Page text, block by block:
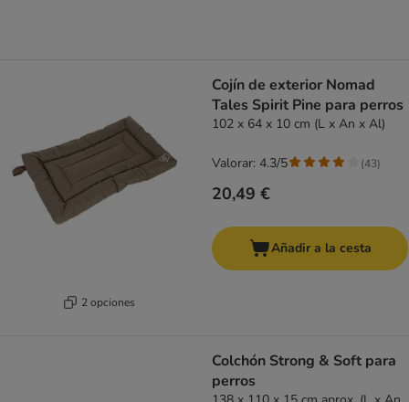
2 opciones
Cojín de exterior Nomad
Tales Spirit Pine para perros
102 x 64 x 10 cm (L x An x Al)
20,49 €
Valorar: 4.3/5 (43)
Añadir a la cesta
Colchón Strong & Soft para
perros